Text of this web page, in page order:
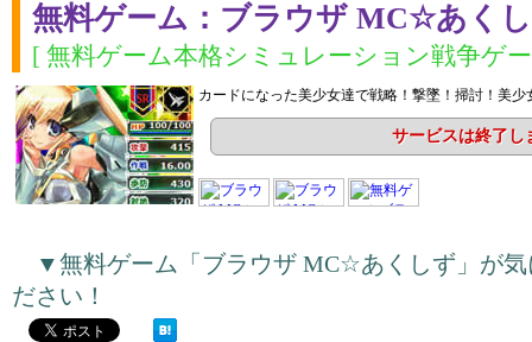
無料ゲーム：ブラウザ MC☆あく
[ 無料ゲーム本格シミュレーション戦争ゲ
カードになった美少女達で戦略！撃墜！掃討！美
サービスは終了し
▼無料ゲーム「ブラウザ MC☆あくしず」が
ださい！